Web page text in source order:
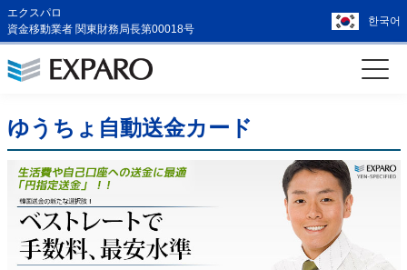
エクスパロ
資金移動業者 関東財務局長第00018号
한국어
ゆうちょ自動送金カード